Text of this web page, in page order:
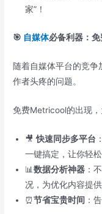
家”！
🎯 自媒体必备利器：
随着自媒体平台的竞争
作者头疼的问题。
免费Metricool的出现
🎥快速同步多平台
一键搞定，让你轻
📊数据分析神器 ：
况，为优化内容提供
⏰节省宝贵时间 ：